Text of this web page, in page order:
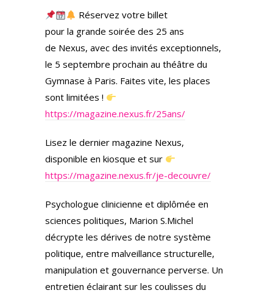
er
a
m
Réservez votre billet
pour la grande soirée des 25 ans
de Nexus, avec des invités exceptionnels,
le 5 septembre prochain au théâtre du
Gymnase à Paris. Faites vite, les places
sont limitées !
https://magazine.nexus.fr/25ans/
Lisez le dernier magazine Nexus,
disponible en kiosque et sur
https://magazine.nexus.fr/je-decouvre/
Psychologue clinicienne et diplômée en
sciences politiques, Marion S.Michel
décrypte les dérives de notre système
politique, entre malveillance structurelle,
manipulation et gouvernance perverse. Un
entretien éclairant sur les coulisses du